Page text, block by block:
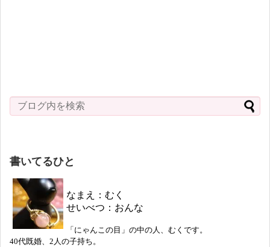
書いてるひと
なまえ：むく
せいべつ：おんな
「にゃんこの目」の中の人、むくです。
40代既婚、2人の子持ち。